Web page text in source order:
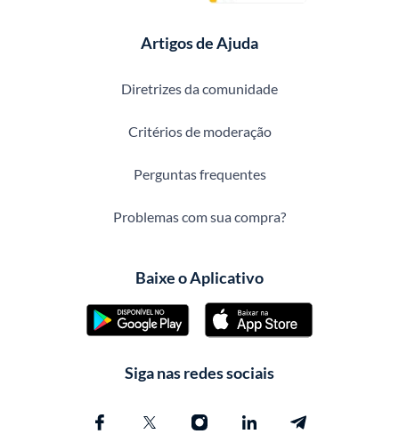
Artigos de Ajuda
Diretrizes da comunidade
Critérios de moderação
Perguntas frequentes
Problemas com sua compra?
Baixe o Aplicativo
Siga nas redes sociais